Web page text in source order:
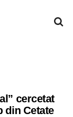
cercetat
din Cetate